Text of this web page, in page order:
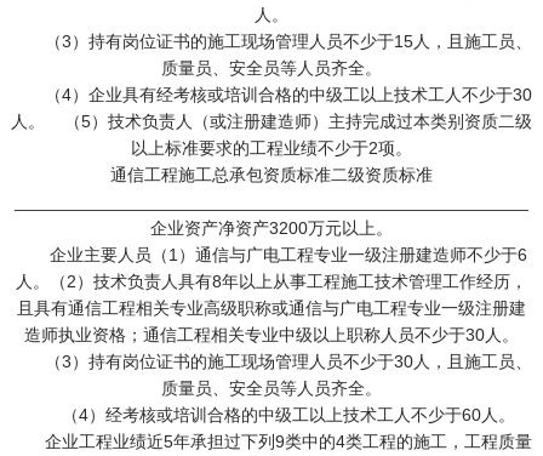
人。
（3）持有岗位证书的施工现场管理人员不少于15人，且施工员、
质量员、安全员等人员齐全。
（4）企业具有经考核或培训合格的中级工以上技术工人不少于30
人。 （5）技术负责人（或注册建造师）主持完成过本类别资质二级
以上标准要求的工程业绩不少于2项。
通信工程施工总承包资质标准二级资质标准
企业资产净资产3200万元以上。
企业主要人员（1）通信与广电工程专业一级注册建造师不少于6
人。 （2）技术负责人具有8年以上从事工程施工技术管理工作经历，
且具有通信工程相关专业高级职称或通信与广电工程专业一级注册建
造师执业资格；通信工程相关专业中级以上职称人员不少于30人。
（3）持有岗位证书的施工现场管理人员不少于30人，且施工员、
质量员、安全员等人员齐全。
（4）经考核或培训合格的中级工以上技术工人不少于60人。
企业工程业绩近5年承担过下列9类中的4类工程的施工，工程质量